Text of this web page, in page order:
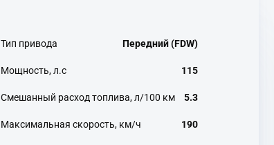
Тип привода
Мощность, л.с
Смешанный расход топлива, л/100 км
Максимальная скорость, км/ч
Передний (FDW)
115
5.3
190